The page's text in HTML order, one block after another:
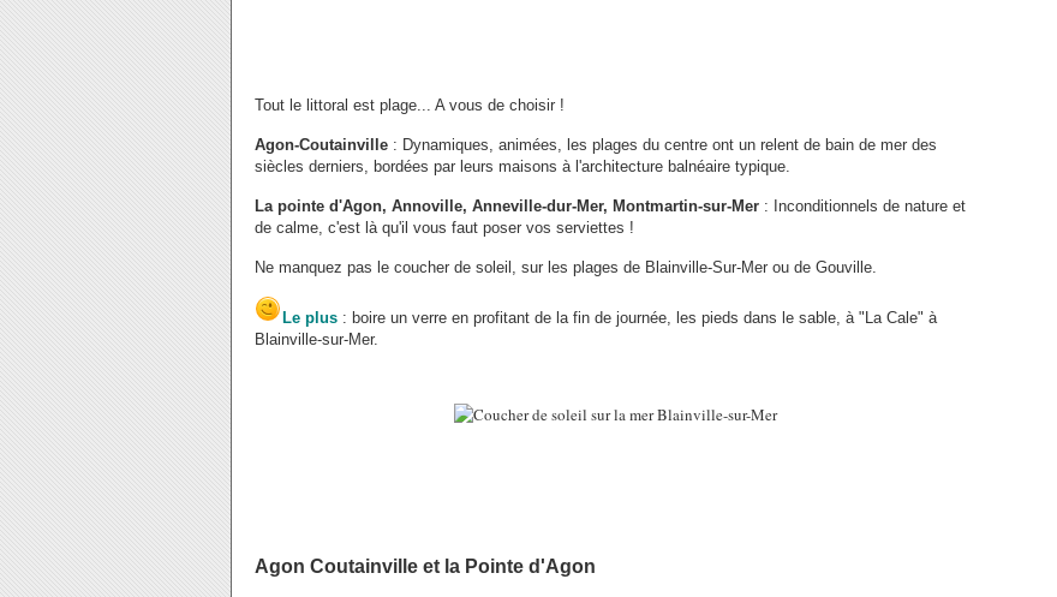
Tout le littoral est plage... A vous de choisir !
Agon-Coutainville : Dynamiques, animées, les plages du centre ont un relent de bain de mer des
siècles derniers, bordées par leurs maisons à l'architecture balnéaire typique.
La pointe d'Agon, Annoville, Anneville-dur-Mer, Montmartin-sur-Mer : Inconditionnels de nature et
de calme, c'est là qu'il vous faut poser vos serviettes !
Ne manquez pas le coucher de soleil, sur les plages de Blainville-Sur-Mer ou de Gouville.
Le plus : boire un verre en profitant de la fin de journée, les pieds dans le sable, à "La Cale" à
Blainville-sur-Mer.
Agon Coutainville et la Pointe d'Agon